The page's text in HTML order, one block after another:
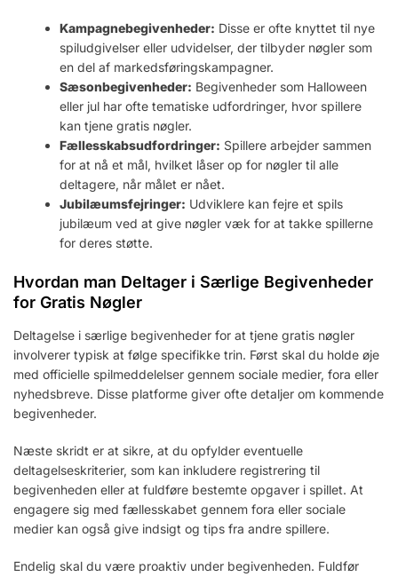
Kampagnebegivenheder: Disse er ofte knyttet til nye
spiludgivelser eller udvidelser, der tilbyder nøgler som
en del af markedsføringskampagner.
Sæsonbegivenheder: Begivenheder som Halloween
eller jul har ofte tematiske udfordringer, hvor spillere
kan tjene gratis nøgler.
Fællesskabsudfordringer: Spillere arbejder sammen
for at nå et mål, hvilket låser op for nøgler til alle
deltagere, når målet er nået.
Jubilæumsfejringer: Udviklere kan fejre et spils
jubilæum ved at give nøgler væk for at takke spillerne
for deres støtte.
Hvordan man Deltager i Særlige Begivenheder
for Gratis Nøgler
Deltagelse i særlige begivenheder for at tjene gratis nøgler
involverer typisk at følge specifikke trin. Først skal du holde øje
med officielle spilmeddelelser gennem sociale medier, fora eller
nyhedsbreve. Disse platforme giver ofte detaljer om kommende
begivenheder.
Næste skridt er at sikre, at du opfylder eventuelle
deltagelseskriterier, som kan inkludere registrering til
begivenheden eller at fuldføre bestemte opgaver i spillet. At
engagere sig med fællesskabet gennem fora eller sociale
medier kan også give indsigt og tips fra andre spillere.
Endelig skal du være proaktiv under begivenheden. Fuldfør